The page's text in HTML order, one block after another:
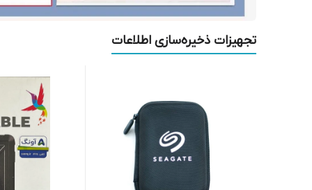
تجهیزات ذخیره‌سازی اطلاعات